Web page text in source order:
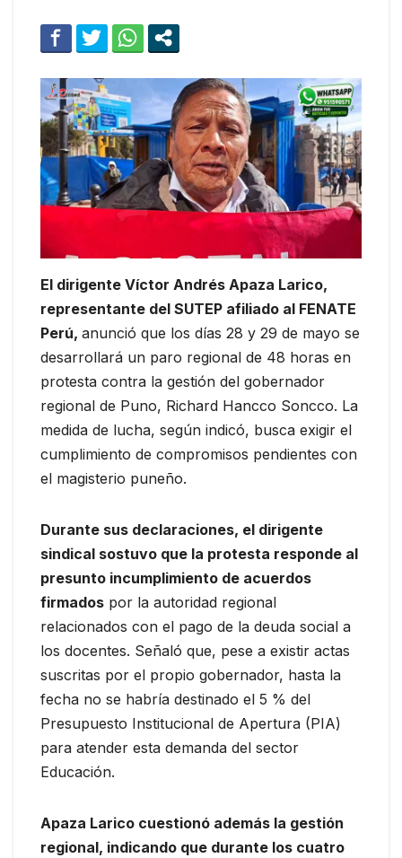
El dirigente Víctor Andrés Apaza Larico,
representante del SUTEP afiliado al FENATE
Perú, anunció que los días 28 y 29 de mayo se
desarrollará un paro regional de 48 horas en
protesta contra la gestión del gobernador
regional de Puno, Richard Hancco Soncco. La
medida de lucha, según indicó, busca exigir el
cumplimiento de compromisos pendientes con
el magisterio puneño.
Durante sus declaraciones, el dirigente
sindical sostuvo que la protesta responde al
presunto incumplimiento de acuerdos
firmados por la autoridad regional
relacionados con el pago de la deuda social a
los docentes. Señaló que, pese a existir actas
suscritas por el propio gobernador, hasta la
fecha no se habría destinado el 5 % del
Presupuesto Institucional de Apertura (PIA)
para atender esta demanda del sector
Educación.
Apaza Larico cuestionó además la gestión
regional, indicando que durante los cuatro